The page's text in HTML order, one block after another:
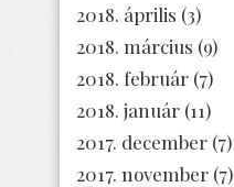
2018. április (3)
2018. március (9)
2018. február (7)
2018. január (11)
2017. december (7)
2017. november (7)